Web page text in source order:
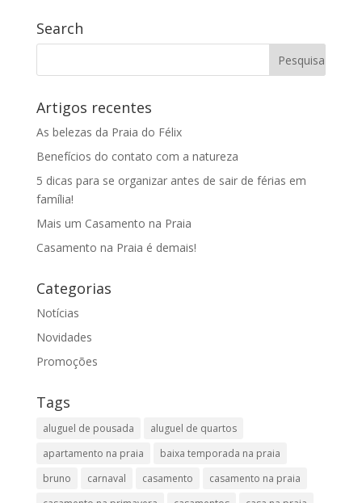
Search
Artigos recentes
As belezas da Praia do Félix
Benefícios do contato com a natureza
5 dicas para se organizar antes de sair de férias em
família!
Mais um Casamento na Praia
Casamento na Praia é demais!
Categorias
Notícias
Novidades
Promoções
Tags
aluguel de pousada
aluguel de quartos
apartamento na praia
baixa temporada na praia
bruno
carnaval casamento
casamento na praia